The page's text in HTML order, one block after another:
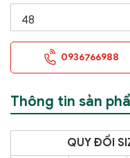
0936766988
Thông tin sản
QUY ĐỔI